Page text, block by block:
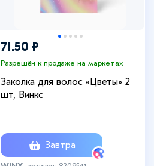
71.50 ₽
Разрешён к продаже на маркетах
Заколка для волос «Цветы» 2
шт, Винкс
Завтра